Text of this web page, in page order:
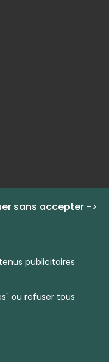
sans accepter ->
publicitaires
ou refuser tous